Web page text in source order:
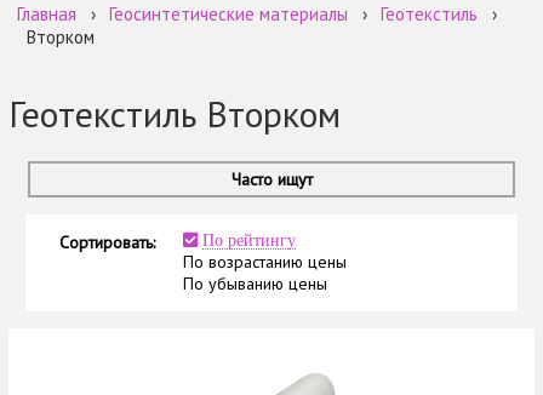
Главная › Геосинтетические материалы › Геотекстиль
›
Вторком
Геотекстиль Вторком
Часто ищут
Сортировать: По рейтингу
По возрастанию цены
По убыванию цены